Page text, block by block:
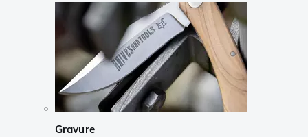
Gravure